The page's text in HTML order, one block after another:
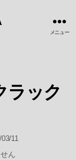
メニュー
ラック
11
ん